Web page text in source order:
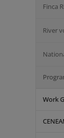
Finca
River
Work